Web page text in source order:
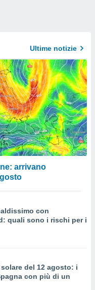
Ultime notizie
arrivano
con
quali sono i rischi per i
del 12 agosto: i
con più di un